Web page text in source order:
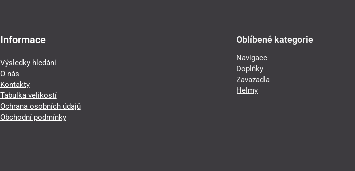
Informace
Výsledky hledání
O nás
Kontakty
Tabulka velikostí
Ochrana osobních údajů
Obchodní podmínky
Oblíbené kategorie
Navigace
Doplňky
Zavazadla
Helmy